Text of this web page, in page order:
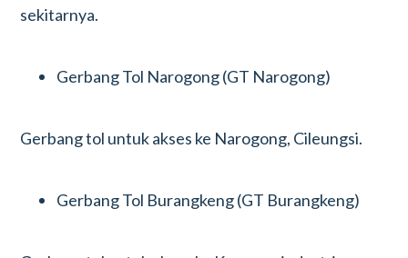
sekitarnya.
Gerbang Tol Narogong (GT Narogong)
Gerbang tol untuk akses ke Narogong, Cileungsi.
Gerbang Tol Burangkeng (GT Burangkeng)